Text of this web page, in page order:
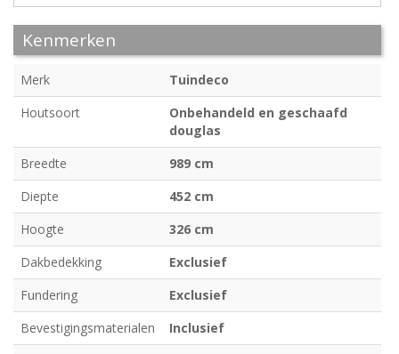
Kenmerken
Merk
Tuindeco
Houtsoort
Onbehandeld en geschaafd
douglas
Breedte
989 cm
Diepte
452 cm
Hoogte
326 cm
Dakbedekking
Exclusief
Fundering
Exclusief
Bevestigingsmaterialen
Inclusief